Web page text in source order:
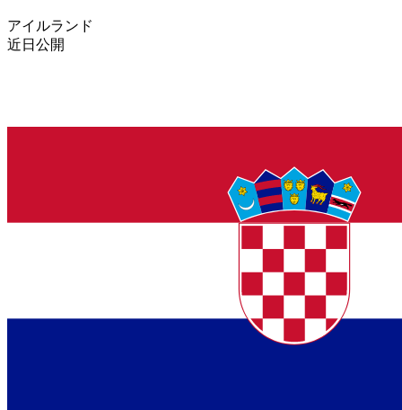
アイルランド
近日公開